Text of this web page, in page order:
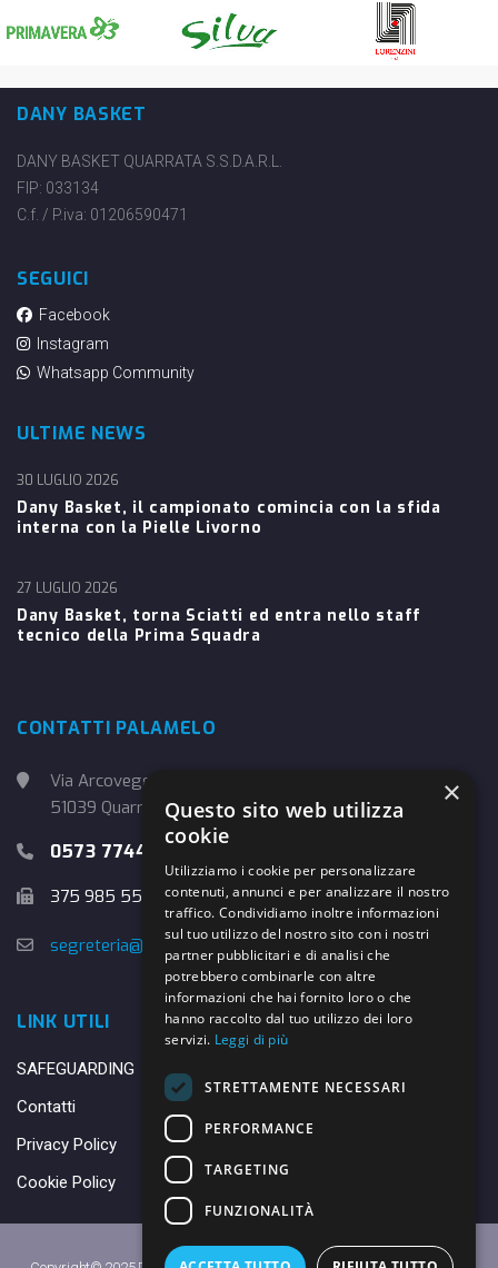
DANY BASKET
DANY BASKET QUARRATA S.S.D.A.R.L.
FIP: 033134
C.f. / P.iva: 01206590471
SEGUICI
Facebook
Instagram
Whatsapp Community
ULTIME NEWS
Dany Basket, il campionato comincia con la sfida
interna con la Pielle Livorno
30 LUGLIO 2026
Dany Basket, torna Sciatti ed entra nello staff
tecnico della Prima Squadra
27 LUGLIO 2026
CONTATTI PALAMELO
Via Arcoveggio, 4
51039 Quarrata (PT)
0573 774457
375 985 5526
segreteria@danybasket.it
LINK UTILI
SAFEGUARDING
Contatti
Privacy Policy
Cookie Policy
×
Questo sito web utilizza
cookie
Utilizziamo i cookie per personalizzare
contenuti, annunci e per analizzare il nostro
traffico. Condividiamo inoltre informazioni
sul tuo utilizzo del nostro sito con i nostri
partner pubblicitari e di analisi che
potrebbero combinarle con altre
informazioni che hai fornito loro o che
hanno raccolto dal tuo utilizzo dei loro
servizi. Leggi di più
STRETTAMENTE NECESSARI
PERFORMANCE
TARGETING
FUNZIONALITÀ